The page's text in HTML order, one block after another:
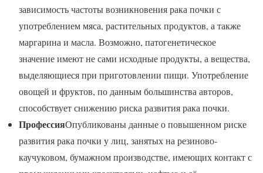
зависимость частоты возникновения рака почки с
употреблением мяса, растительных продуктов, а также
маргарина и масла. Возможно, патогенетическое
значение имеют не сами исходные продукты, а вещества,
выделяющиеся при приготовлении пищи. Употребление
овощей и фруктов, по данным большинства авторов,
способствует снижению риска развития рака почки.
ПрофессияОпубликованы данные о повышенном риске
развития рака почки у лиц, занятых на резиново-
каучуковом, бумажном производстве, имеющих контакт с